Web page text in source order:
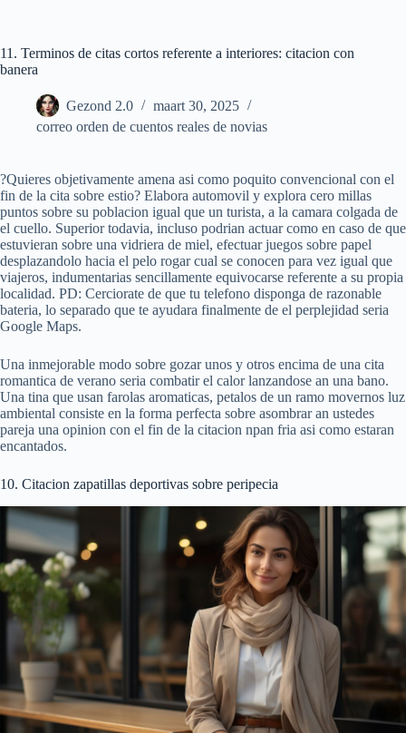
inhoud
11. Terminos de citas cortos referente a interiores: citacion con
banera
Gezond 2.0
maart 30, 2025
correo orden de cuentos reales de novias
?Quieres objetivamente amena asi como poquito convencional con el
fin de la cita sobre estio? Elabora automovil y explora cero millas
puntos sobre su poblacion igual que un turista, a la camara colgada de
el cuello. Superior todavia, incluso podrian actuar como en caso de que
estuvieran sobre una vidriera de miel, efectuar juegos sobre papel
desplazandolo hacia el pelo rogar cual se conocen para vez igual que
viajeros, indumentarias sencillamente equivocarse referente a su propia
localidad. PD: Cerciorate de que tu telefono disponga de razonable
bateria, lo separado que te ayudara finalmente de el perplejidad seria
Google Maps.
Una inmejorable modo sobre gozar unos y otros encima de una cita
romantica de verano seria combatir el calor lanzandose an una bano.
Una tina que usan farolas aromaticas, petalos de un ramo movernos luz
ambiental consiste en la forma perfecta sobre asombrar an ustedes
pareja una opinion con el fin de la citacion npan fria asi como estaran
encantados.
10. Citacion zapatillas deportivas sobre peripecia